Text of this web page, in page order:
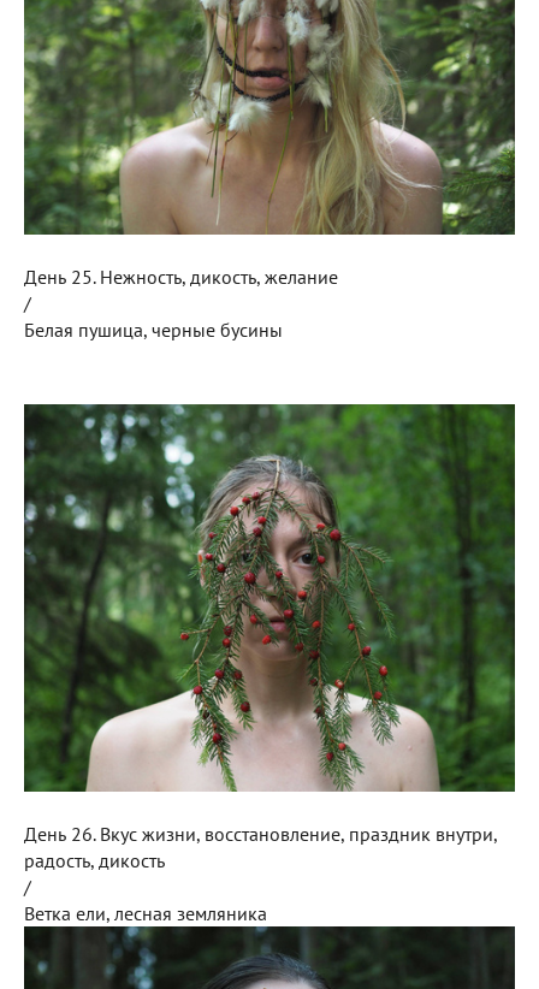
День 25. Нежность, дикость, желание
/
Белая пушица, черные бусины
День 26. Вкус жизни, восстановление, праздник внутри,
радость, дикость
/
Ветка ели, лесная земляника